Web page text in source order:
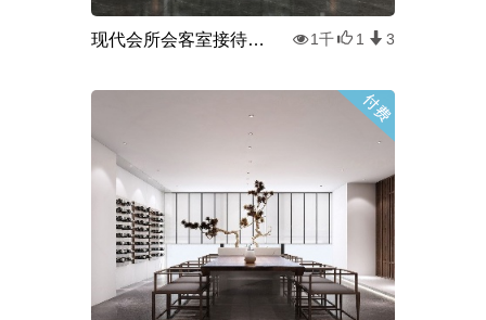
现代会所会客室接待室3d模型 1千 1 3